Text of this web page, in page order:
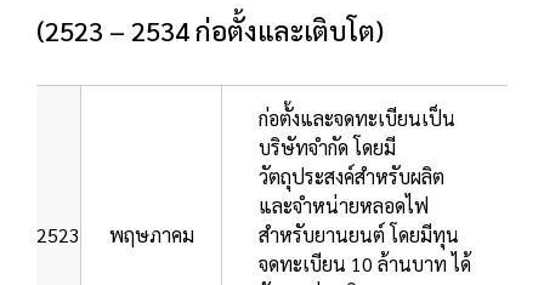
(2523 – 2534 ก่อตั้งและเติบโต)
2523 พฤษภาคม
ก่อตั้งและจดทะเบียนเป็น
บริษัทจำกัด โดยมี
วัตถุประสงค์สำหรับผลิต
และจำหน่ายหลอดไฟ
สำหรับยานยนต์ โดยมีทุน
จดทะเบียน 10 ล้านบาท ได้